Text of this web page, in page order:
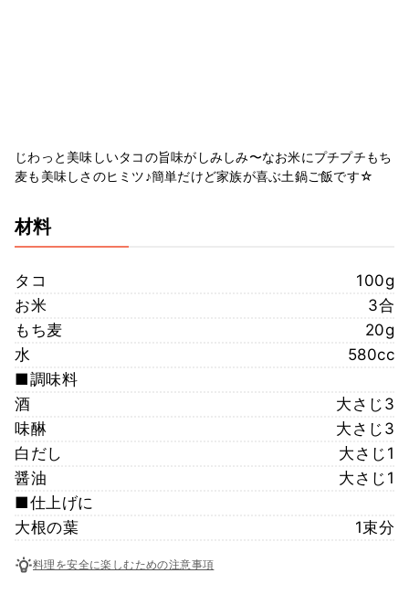
じわっと美味しいタコの旨味がしみしみ〜なお米にプチプチもち
麦も美味しさのヒミツ♪簡単だけど家族が喜ぶ土鍋ご飯です☆
材料
タコ
100g
お米
3合
もち麦
20g
水
580cc
■調味料
酒
大さじ3
味醂
大さじ3
白だし
大さじ1
醤油
大さじ1
■仕上げに
大根の葉
1束分
料理を安全に楽しむための注意事項